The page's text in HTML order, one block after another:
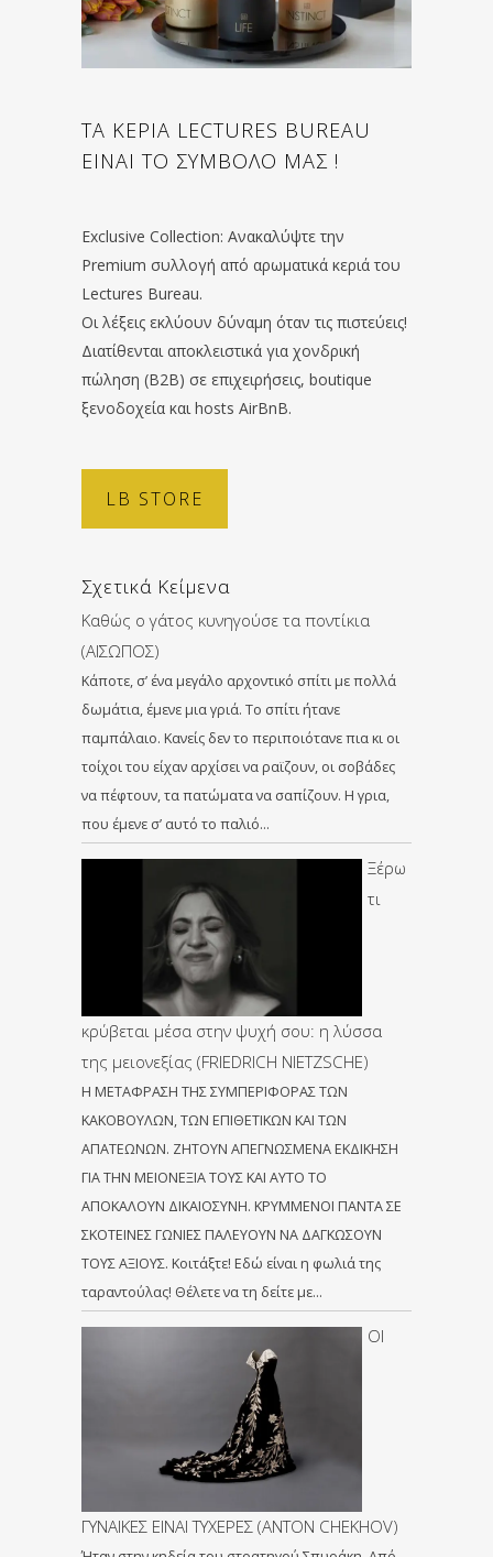
ΤΑ ΚΕΡΙΑ LECTURES BUREAU
ΕΙΝΑΙ ΤΟ ΣΥΜΒΟΛΟ ΜΑΣ !
Exclusive Collection: Ανακαλύψτε την
Premium συλλογή από αρωματικά κεριά του
Lectures Bureau.
Οι λέξεις εκλύουν δύναμη όταν τις πιστεύεις!
Διατίθενται αποκλειστικά για χονδρική
πώληση (B2B) σε επιχειρήσεις, boutique
ξενοδοχεία και hosts AirBnB.
LB STORE
Σχετικά Κείμενα
Καθώς ο γάτος κυνηγούσε τα ποντίκια
(ΑΙΣΩΠΟΣ)
Κάποτε, σ’ ένα μεγάλο αρχοντικό σπίτι με πολλά
δωμάτια, έμενε μια γριά. Το σπίτι ήτανε
παμπάλαιο. Κανείς δεν το περιποιότανε πια κι οι
τοίχοι του είχαν αρχίσει να ραϊζουν, οι σοβάδες
να πέφτουν, τα πατώματα να σαπίζουν. Η γρια,
που έμενε σ’ αυτό το παλιό…
Ξέρω
τι
κρύβεται μέσα στην ψυχή σου: η λύσσα
της μειονεξίας (FRIEDRICH NIETZSCHE)
Η ΜΕΤΑΦΡΑΣΗ ΤΗΣ ΣΥΜΠΕΡΙΦΟΡΑΣ ΤΩΝ
ΚΑΚΟΒΟΥΛΩΝ, ΤΩΝ ΕΠΙΘΕΤΙΚΩΝ ΚΑΙ ΤΩΝ
ΑΠΑΤΕΩΝΩΝ. ΖΗΤΟΥΝ ΑΠΕΓΝΩΣΜΕΝΑ ΕΚΔΙΚΗΣΗ
ΓΙΑ ΤΗΝ ΜΕΙΟΝΕΞΙΑ ΤΟΥΣ ΚΑΙ ΑΥΤΟ ΤΟ
ΑΠΟΚΑΛΟΥΝ ΔΙΚΑΙΟΣΥΝΗ. ΚΡΥΜΜΕΝΟΙ ΠΑΝΤΑ ΣΕ
ΣΚΟΤΕΙΝΕΣ ΓΩΝΙΕΣ ΠΑΛΕΥΟΥΝ ΝΑ ΔΑΓΚΩΣΟΥΝ
ΤΟΥΣ ΑΞΙΟΥΣ. Κοιτάξτε! Eδώ είναι η φωλιά της
ταραντούλας! Θέλετε να τη δείτε με…
ΟΙ
ΓΥΝΑΙΚΕΣ ΕΙΝΑΙ ΤΥΧΕΡΕΣ (ANTON CHEKHOV)